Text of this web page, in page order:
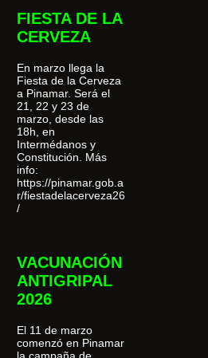
FIESTA DE LA
CERVEZA
En marzo llega la
Fiesta de la Cerveza
a Pinamar. Será el
21, 22 y 23 de
marzo, desde las
18h, en
Intermédanos y
Constitución. Más
info:
https://pinamar.gob.a
r/fiestadelacerveza26
/
VACUNACIÓN
ANTIGRIPAL
2026
El 11 de marzo
comenzó en Pinamar